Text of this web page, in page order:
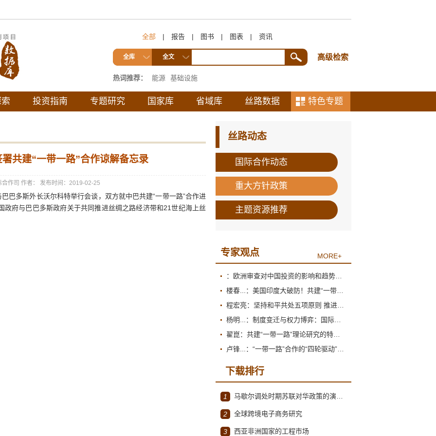
全部 | 报告 | 图书 | 图表 | 资讯
全库 全文 高级检索
热词推荐： 能源 基础设施
投资指南 专题研究 国家库 省域库 丝路数据 特色专题
共建“一带一路”合作谅解备忘录
作司 作者： 发布时间：2019-02-25
多斯外长沃尔科特举行会谈，双方就中巴共建“一带一路”合作进
政府与巴巴多斯政府关于共同推进丝绸之路经济带和21世纪海上丝
丝路动态
国际合作动态
重大方针政策
主题资源推荐
专家观点 MORE+
下载排行
1 马歇尔调处时期苏联对华政策的演变（1945年12月～1947年1月）
2 全球跨境电子商务研究
3 西亚非洲国家的工程市场